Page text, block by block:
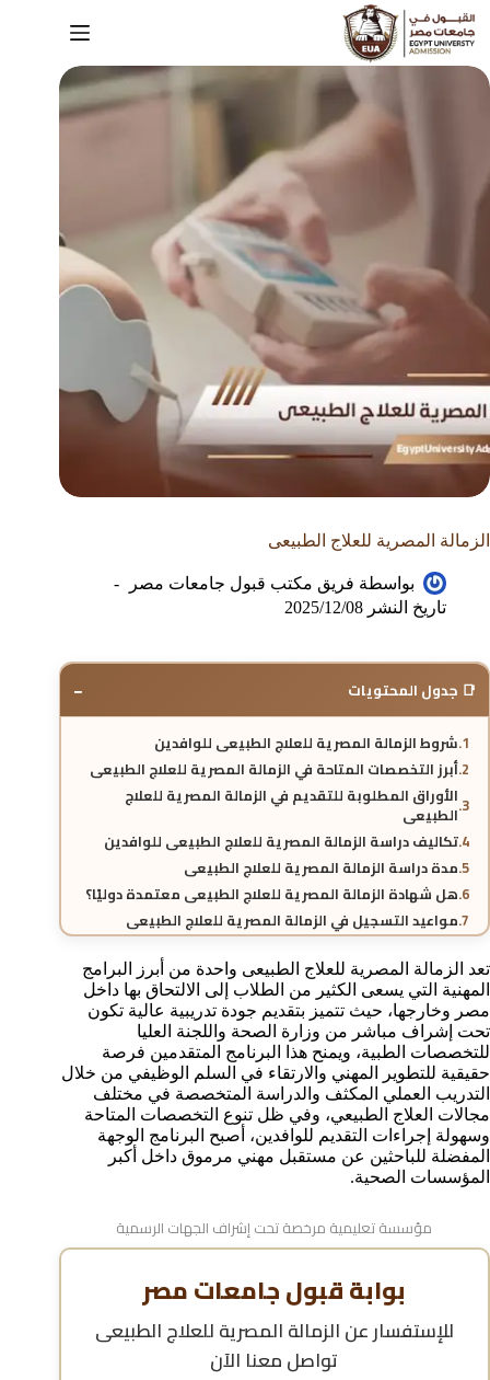
الزمالة المصرية للعلاج الطبيعى
بواسطة فريق مكتب قبول جامعات مصر
تاريخ النشر 2025/12/08
📑 جدول المحتويات −
شروط الزمالة المصرية للعلاج الطبيعى للوافدين
أبرز التخصصات المتاحة في الزمالة المصرية للعلاج الطبيعى
الأوراق المطلوبة للتقديم في الزمالة المصرية للعلاج
الطبيعى
تكاليف دراسة الزمالة المصرية للعلاج الطبيعى للوافدين
مدة دراسة الزمالة المصرية للعلاج الطبيعى
هل شهادة الزمالة المصرية للعلاج الطبيعى معتمدة دوليًا؟
مواعيد التسجيل في الزمالة المصرية للعلاج الطبيعى
الأسئلة الشائعة عن الزمالة المصرية للعلاج الطبيعى
تعد الزمالة المصرية للعلاج الطبيعى واحدة من أبرز البرامج
المهنية التي يسعى الكثير من الطلاب إلى الالتحاق بها داخل
مصر وخارجها، حيث تتميز بتقديم جودة تدريبية عالية تكون
تحت إشراف مباشر من وزارة الصحة واللجنة العليا
للتخصصات الطبية، ويمنح هذا البرنامج المتقدمين فرصة
حقيقية للتطوير المهني والارتقاء في السلم الوظيفي من خلال
التدريب العملي المكثف والدراسة المتخصصة في مختلف
مجالات العلاج الطبيعي، وفي ظل تنوع التخصصات المتاحة
وسهولة إجراءات التقديم للوافدين، أصبح البرنامج الوجهة
المفضلة للباحثين عن مستقبل مهني مرموق داخل أكبر
المؤسسات الصحية.
مؤسسة تعليمية مرخصة تحت إشراف الجهات الرسمية
بوابة قبول جامعات مصر
للإستفسار عنالزمالة المصرية للعلاج الطبيعى
تواصل معنا الآن